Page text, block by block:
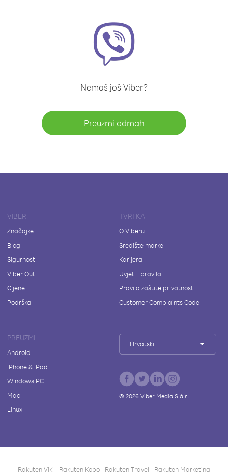
Nemaš još Viber?
Preuzmi odmah
VIBER
Značajke
Blog
Sigurnost
Viber Out
Cijene
Podrška
TVRTKA
O Viberu
Središte marke
Karijera
Uvjeti i pravila
Pravila zaštite privatnosti
Customer Complaints Code
PREUZMI
Android
iPhone & iPad
Windows PC
Mac
Linux
Hrvatski
© 2026Viber Media S.à r.l.
Rakuten Viki Rakuten Kobo Rakuten Travel Rakuten Marketing